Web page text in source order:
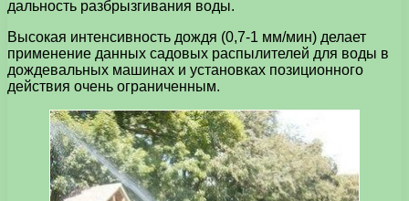
дальность разбрызгивания воды.
Высокая интенсивность дождя (0,7-1 мм/мин) делает
применение данных садовых распылителей для воды в
дождевальных машинах и установках позиционного
действия очень ограниченным.